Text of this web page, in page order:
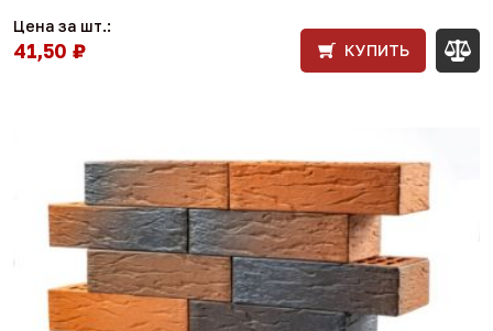
Цена за шт.:
41,50 ₽ КУПИТЬ